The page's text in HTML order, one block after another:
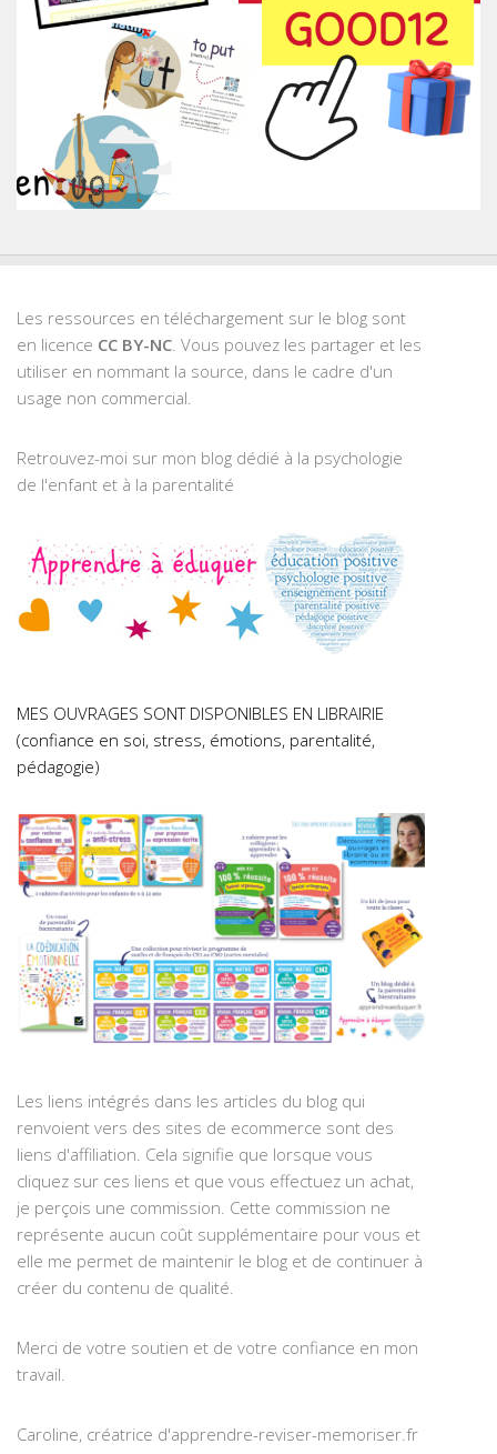
Les ressources en téléchargement sur le blog sont
en licence CC BY-NC . Vous pouvez les partager et les
utiliser en nommant la source, dans le cadre d'un
usage non commercial.
Retrouvez-moi sur mon blog dédié à la psychologie
de l'enfant et à la parentalité
MES OUVRAGES SONT DISPONIBLES EN LIBRAIRIE
(confiance en soi, stress, émotions, parentalité,
pédagogie)
Les liens intégrés dans les articles du blog qui
renvoient vers des sites de ecommerce sont des
liens d'affiliation. Cela signifie que lorsque vous
cliquez sur ces liens et que vous effectuez un achat,
je perçois une commission. Cette commission ne
représente aucun coût supplémentaire pour vous et
elle me permet de maintenir le blog et de continuer à
créer du contenu de qualité.
Merci de votre soutien et de votre confiance en mon
travail.
Caroline, créatrice d'apprendre-reviser-memoriser.fr